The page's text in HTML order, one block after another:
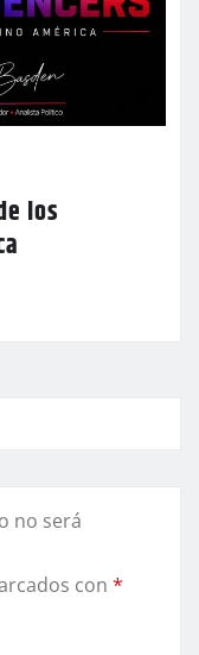
los
no será
con *